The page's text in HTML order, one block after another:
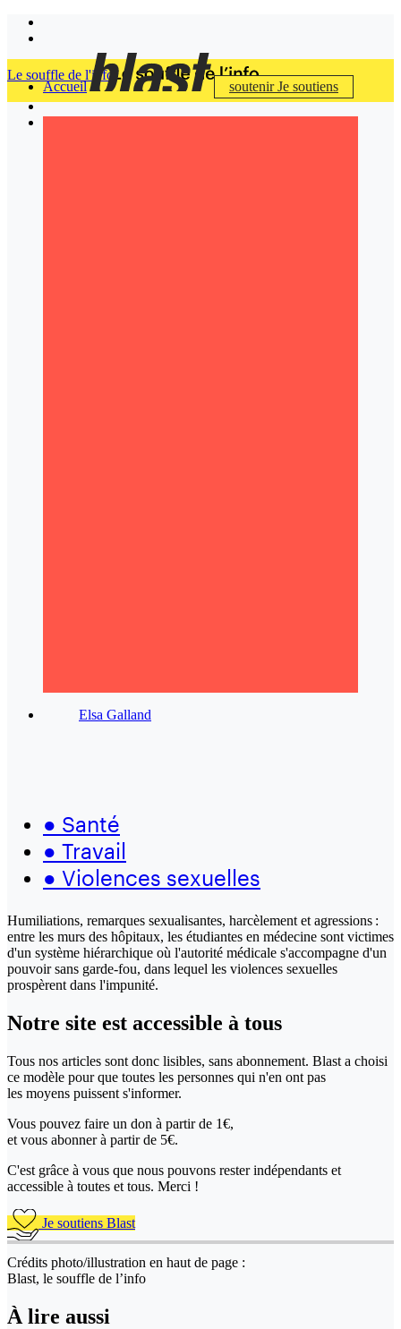
Accueil soutenirJe soutiens
Le souffle de l'info
Elsa Galland
● Santé
● Travail
● Violences sexuelles
Humiliations, remarques sexualisantes, harcèlement et agressions :
entre les murs des hôpitaux, les étudiantes en médecine sont victimes
d'un système hiérarchique où l'autorité médicale s'accompagne d'un
pouvoir sans garde-fou, dans lequel les violences sexuelles
prospèrent dans l'impunité.
Notre site est accessible à tous
Tous nos articles sont donc lisibles, sans abonnement. Blast a choisi
ce modèle pour que toutes les personnes qui n'en ont pas
les moyens puissent s'informer.
Vous pouvez faire un don à partir de 1€,
et vous abonner à partir de 5€.
C'est grâce à vous que nous pouvons rester indépendants et
accessible à toutes et tous. Merci !
Je soutiens Blast
Crédits photo/illustration en haut de page :
Blast, le souffle de l’info
À lire aussi